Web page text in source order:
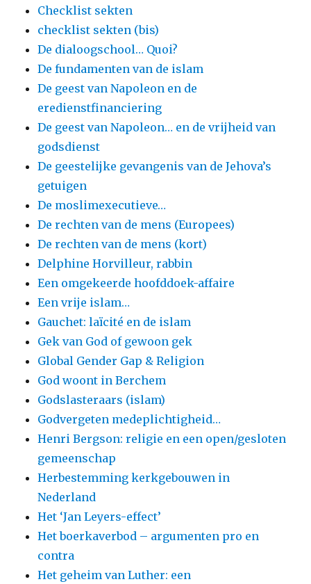
Checklist sekten
checklist sekten (bis)
De dialoogschool… Quoi?
De fundamenten van de islam
De geest van Napoleon en de
eredienstfinanciering
De geest van Napoleon… en de vrijheid van
godsdienst
De geestelijke gevangenis van de Jehova’s
getuigen
De moslimexecutieve…
De rechten van de mens (Europees)
De rechten van de mens (kort)
Delphine Horvilleur, rabbin
Een omgekeerde hoofddoek-affaire
Een vrije islam…
Gauchet: laïcité en de islam
Gek van God of gewoon gek
Global Gender Gap & Religion
God woont in Berchem
Godslasteraars (islam)
Godvergeten medeplichtigheid…
Henri Bergson: religie en een open/gesloten
gemeenschap
Herbestemming kerkgebouwen in
Nederland
Het ‘Jan Leyers-effect’
Het boerkaverbod – argumenten pro en
contra
Het geheim van Luther: een